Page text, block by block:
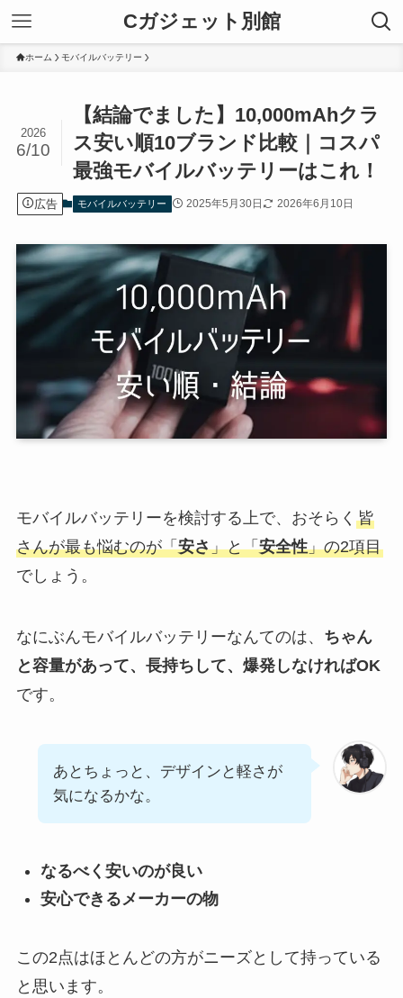
Cガジェット別館
ホーム モバイルバッテリー
【結論でました】10,000mAhクラ
ス安い順10ブランド比較｜コスパ
最強モバイルバッテリーはこれ！
2026
6/10
広告 モバイルバッテリー 2025年5月30日 2026年6月10日
モバイルバッテリーを検討する上で、おそらく 皆
さんが最も悩むのが「安さ」と「安全性」の2項目
でしょう。
なにぶんモバイルバッテリーなんてのは、 ちゃん
と容量があって、長持ちして、爆発しなければOK
です。
あとちょっと、デザインと軽さが
気になるかな。
なるべく安いのが良い
安心できるメーカーの物
この2点はほとんどの方がニーズとして持っている
と思います。